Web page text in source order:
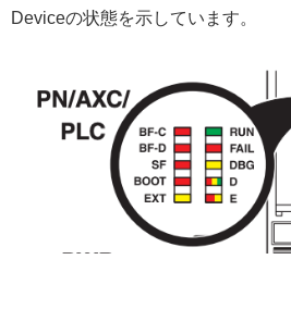
Deviceの状態を示しています。